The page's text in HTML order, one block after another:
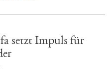
setzt Impuls für